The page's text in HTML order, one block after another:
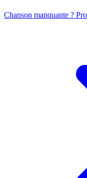
Chanson manquante ?